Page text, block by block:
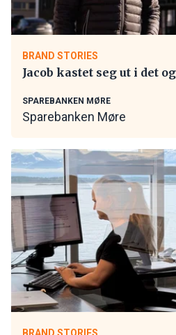
BRAND STORIES
Jacob kastet seg ut i det
SPAREBANKEN MØRE
Sparebanken Møre
BRAND STORIES